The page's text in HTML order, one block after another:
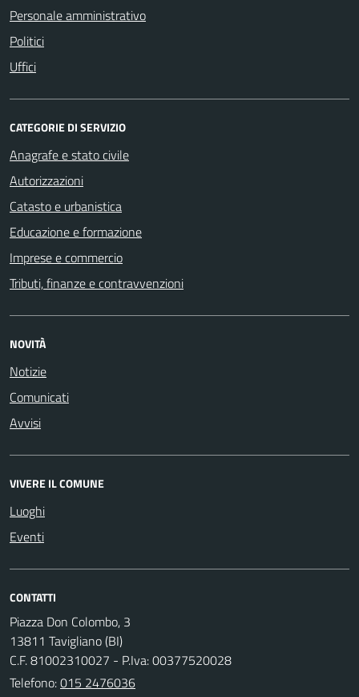
Personale amministrativo
Politici
Uffici
CATEGORIE DI SERVIZIO
Anagrafe e stato civile
Autorizzazioni
Catasto e urbanistica
Educazione e formazione
Imprese e commercio
Tributi, finanze e contravvenzioni
NOVITÀ
Notizie
Comunicati
Avvisi
VIVERE IL COMUNE
Luoghi
Eventi
CONTATTI
Piazza Don Colombo, 3
13811 Tavigliano (BI)
C.F. 81002310027 - P.Iva: 00377520028
Telefono:015 2476036